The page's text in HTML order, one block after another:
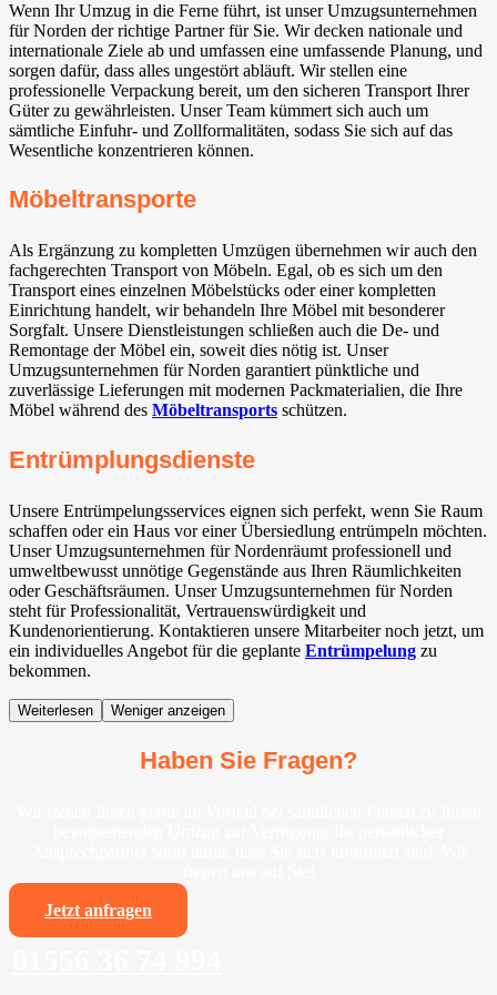
Wenn Ihr Umzug in die Ferne führt, ist unser Umzugsunternehmen
für Norden der richtige Partner für Sie. Wir decken nationale und
internationale Ziele ab und umfassen eine umfassende Planung, und
sorgen dafür, dass alles ungestört abläuft. Wir stellen eine
professionelle Verpackung bereit, um den sicheren Transport Ihrer
Güter zu gewährleisten. Unser Team kümmert sich auch um
sämtliche Einfuhr- und Zollformalitäten, sodass Sie sich auf das
Wesentliche konzentrieren können.
Möbeltransporte
Als Ergänzung zu kompletten Umzügen übernehmen wir auch den
fachgerechten Transport von Möbeln. Egal, ob es sich um den
Transport eines einzelnen Möbelstücks oder einer kompletten
Einrichtung handelt, wir behandeln Ihre Möbel mit besonderer
Sorgfalt. Unsere Dienstleistungen schließen auch die De- und
Remontage der Möbel ein, soweit dies nötig ist. Unser
Umzugsunternehmen für Norden garantiert pünktliche und
zuverlässige Lieferungen mit modernen Packmaterialien, die Ihre
Möbel während des Möbeltransports schützen.
Entrümplungsdienste
Unsere Entrümpelungsservices eignen sich perfekt, wenn Sie Raum
schaffen oder ein Haus vor einer Übersiedlung entrümpeln möchten.
Unser Umzugsunternehmen für Nordenräumt professionell und
umweltbewusst unnötige Gegenstände aus Ihren Räumlichkeiten
oder Geschäftsräumen. Unser Umzugsunternehmen für Norden
steht für Professionalität, Vertrauenswürdigkeit und
Kundenorientierung. Kontaktieren unsere Mitarbeiter noch jetzt, um
ein individuelles Angebot für die geplante Entrümpelung zu
bekommen.
Weiterlesen Weniger anzeigen
Haben Sie Fragen?
Jetzt anfragen